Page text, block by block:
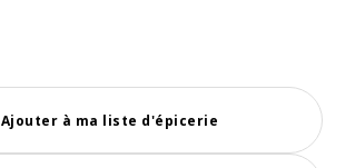
Ajouter à ma liste d'épicerie